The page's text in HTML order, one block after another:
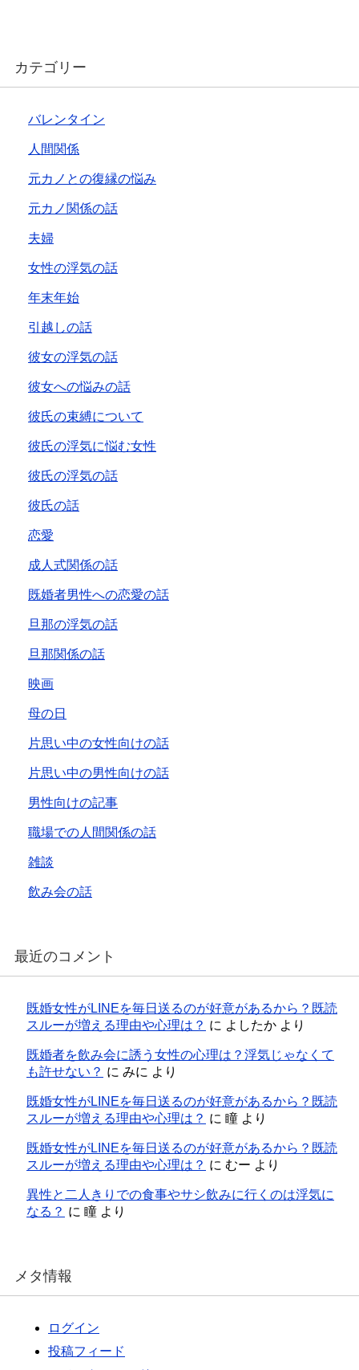
カテゴリー
バレンタイン
人間関係
元カノとの復縁の悩み
元カノ関係の話
夫婦
女性の浮気の話
年末年始
引越しの話
彼女の浮気の話
彼女への悩みの話
彼氏の束縛について
彼氏の浮気に悩む女性
彼氏の浮気の話
彼氏の話
恋愛
成人式関係の話
既婚者男性への恋愛の話
旦那の浮気の話
旦那関係の話
映画
母の日
片思い中の女性向けの話
片思い中の男性向けの話
男性向けの記事
職場での人間関係の話
雑談
飲み会の話
最近のコメント
既婚女性がLINEを毎日送るのが好意があるから？既読
スルーが増える理由や心理は？ に よしたか より
既婚者を飲み会に誘う女性の心理は？浮気じゃなくて
も許せない？ に みに より
既婚女性がLINEを毎日送るのが好意があるから？既読
スルーが増える理由や心理は？ に 瞳 より
既婚女性がLINEを毎日送るのが好意があるから？既読
スルーが増える理由や心理は？ に むー より
異性と二人きりでの食事やサシ飲みに行くのは浮気に
なる？ に 瞳 より
メタ情報
ログイン
投稿フィード